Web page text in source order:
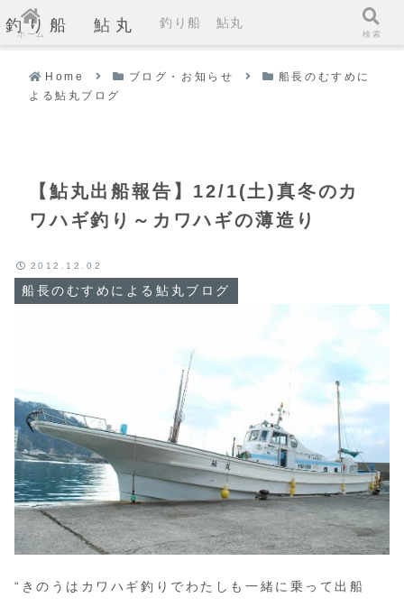
釣り船 鮎丸
Home ブログ・お知らせ
船長のむすめに
よる鮎丸ブログ
【鮎丸出船報告】12/1(土)真冬のカ
ワハギ釣り～カワハギの薄造り
船長のむすめによる鮎丸ブログ
2012.12.02
“きのうはカワハギ釣りでわたしも一緒に乗って出船
ホーム
釣り船 鮎丸
検索